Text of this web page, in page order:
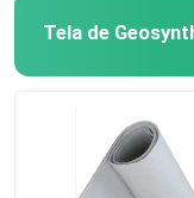
El HDPE
Geosynthetic
Tela de